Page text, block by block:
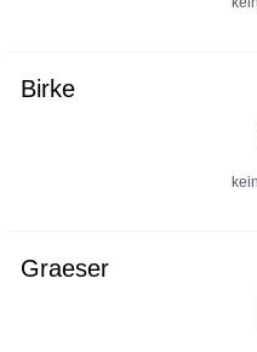
Birke
Graeser